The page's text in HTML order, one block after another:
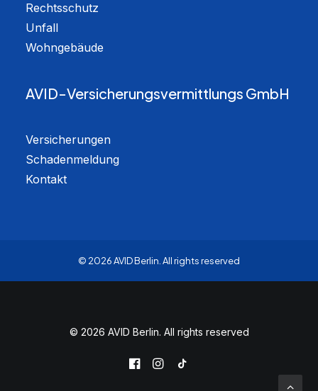
Rechtsschutz
Unfall
Wohngebäude
AVID-Versicherungsvermittlungs GmbH
Versicherungen
Schadenmeldung
Kontakt
© 2026 AVID Berlin. All rights reserved
© 2026 AVID Berlin. All rights reserved